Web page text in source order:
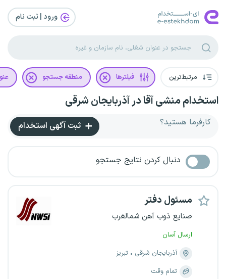
ورود | ثبت‌ نام
مرتبط‌ترین فیلترها منطقه جستجو
استخدام منشی آقا در آذربایجان شرقی
کارفرما هستید؟ ثبت آگهی استخدام
دنبال کردن نتایج جستجو
مسئول دفتر
صنایع ذوب آهن شمالغرب
ارسال آسان
آذربایجان شرقی
تبریز
تمام وقت